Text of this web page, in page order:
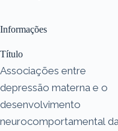
Informações
Título
Associações entre
depressão materna e o
desenvolvimento
neurocomportamental